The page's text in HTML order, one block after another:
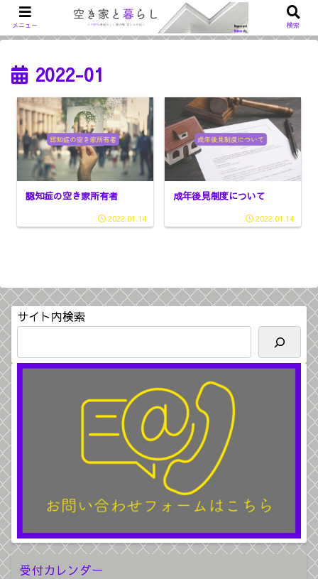
2022-01
認知症の空き家所有者
2022.01.14
成年後見制度について
2022.01.14
サイト内検索
受付カレンダー
メニュー 検索